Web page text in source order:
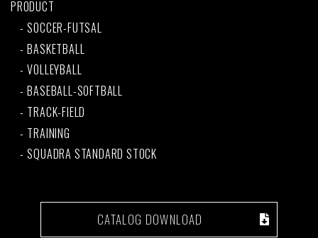
PRODUCT
SOCCER-FUTSAL
BASKETBALL
VOLLEYBALL
BASEBALL-SOFTBALL
TRACK-FIELD
TRAINING
SQUADRA STANDARD STOCK
CATALOG DOWNLOAD